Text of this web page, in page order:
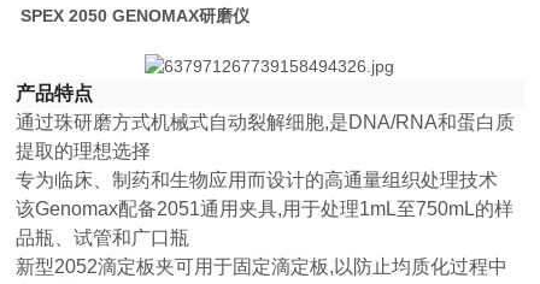
SPEX 2050 GENOMAX研磨仪
产品特点
通过珠研磨方式机械式自动裂解细胞,是DNA/RNA和蛋白质
提取的理想选择
专为临床、制药和生物应用而设计的高通量组织处理技术
该Genomax配备2051通用夹具,用于处理1mL至750mL的样
品瓶、试管和广口瓶
新型2052滴定板夹可用于固定滴定板,以防止均质化过程中